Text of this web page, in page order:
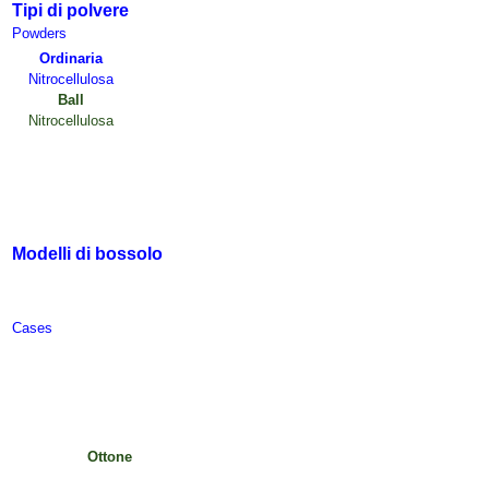
Tipi di polvere
Powders
Ordinaria
Nitrocellulosa
Ball
Nitrocellulosa
Modelli di bossolo
Cases
Ottone